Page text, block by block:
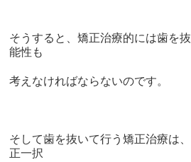
そうすると、矯正治療的には歯を
能性も
考えなければならないのです。
そして歯を抜いて行う矯正治療は
正一択